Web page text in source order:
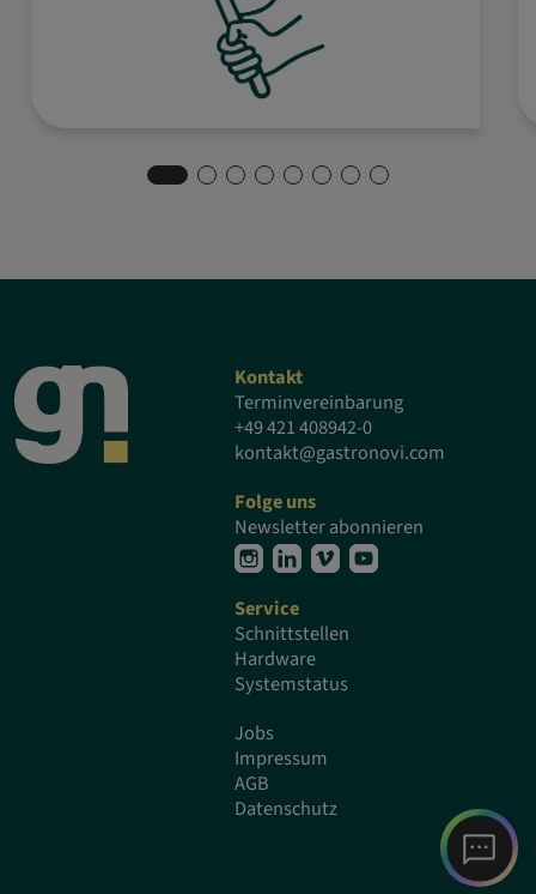
Kontakt
Terminvereinbarung
+49 421 408942-0
kontakt@gastronovi.com
Folge uns
Newsletter abonnieren
Service
Schnittstellen
Hardware
Systemstatus
Jobs
Impressum
AGB
Datenschutz